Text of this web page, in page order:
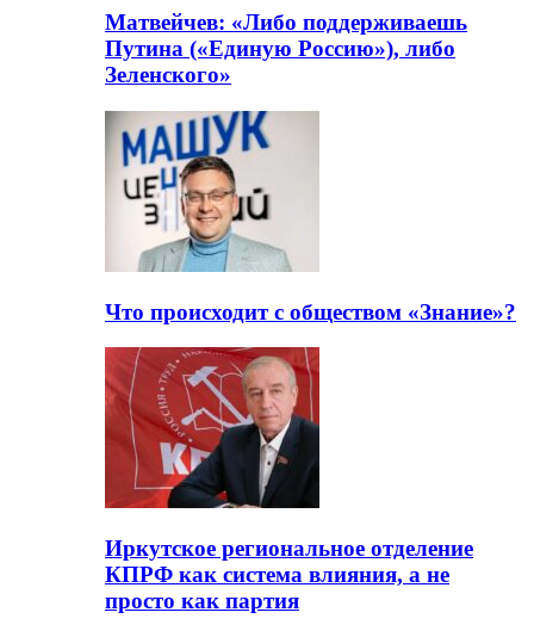
Матвейчев: «Либо поддерживаешь
Путина («Единую Россию»), либо
Зеленского»
Что происходит с обществом «Знание»?
Иркутское региональное отделение
КПРФ как система влияния, а не
просто как партия